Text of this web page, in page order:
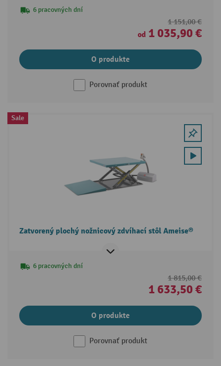
6 pracovných dní
1 151,00 €
od 1 035,90 €
O produkte
Porovnať produkt
Sale
Zatvorený plochý nožnicový zdvíhací stôl Ameise®
6 pracovných dní
1 815,00 €
1 633,50 €
O produkte
Porovnať produkt